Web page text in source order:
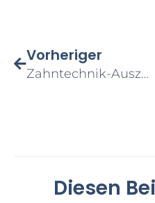
Vorheriger
Zahntechnik-Auszubildende Gestaltet Bundesweite Handwerkskampagne Mit
Diesen